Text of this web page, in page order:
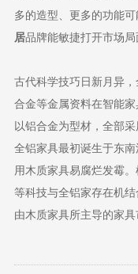
多的造型、更多的功能
居品牌能敏捷打开市场局
古代科学技巧日新月异
合金等金属资料在智能
以铝合金为型材，全部
全铝家具最初诞生于东
用木质家具易腐烂发霉
等科技与全铝家存在机
由木质家具所主导的家具